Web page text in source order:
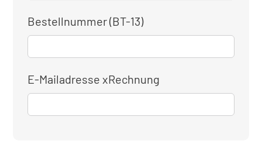
Bestellnummer (BT-13)
E-Mailadresse xRechnung